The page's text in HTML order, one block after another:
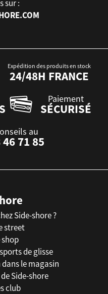
sur :
Expédition des produits en stock
24/48H FRANCE
Paiement
SÉCURISÉ
au
71 85
Side-shore ?
street
shop
de glisse
le magasin
Side-shore
club